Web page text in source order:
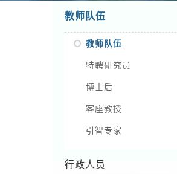
教师队伍
教师队伍
特聘研究员
博士后
客座教授
引智专家
行政人员